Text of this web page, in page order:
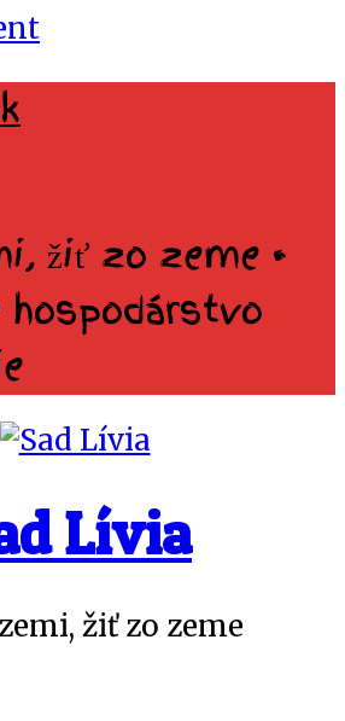
žiť zo zeme •
hospodárstvo
Lívia
žiť zo zeme